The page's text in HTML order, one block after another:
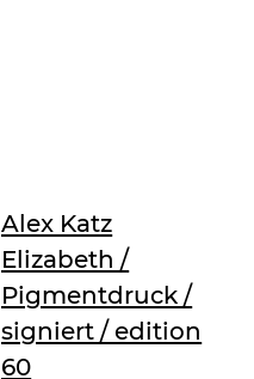
Alex Katz
Elizabeth /
Pigmentdruck /
signiert / edition
60